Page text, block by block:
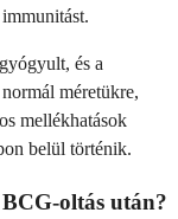
és a
méretükre,
mellékhatások
belül történik.
oltás után?